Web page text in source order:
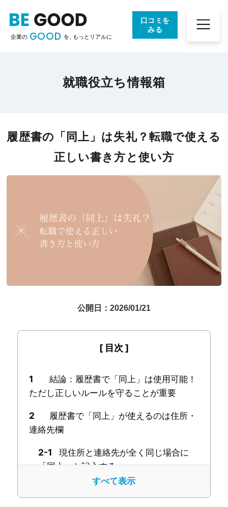
企業の GOOD を、もっとリアルに
口コミを
みる
就職役立ち情報箱
履歴書の「同上」は失礼？転職で使える
正しい書き方と使い方
公開日：2026/01/21
1
結論：履歴書で「同上」は使用可能！
ただし正しいルールを守ることが重要
2
履歴書で「同上」が使えるのは住所・
連絡先欄
2-1
現住所と連絡先が全く同じ場合に
「同上」と記入する
一部の情報のみ同じ場合は「同
すべて表示